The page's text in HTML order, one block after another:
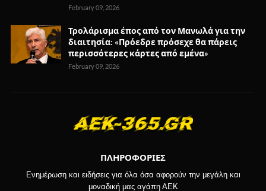
February 09, 2026
Τρολάρισμα έπος από τον Μανωλά για την
διαιτησία: «Πρόεδρε πρόσεχε θα πάρεις
περισσότερες κάρτες από εμένα»
February 09, 2026
ΠΛΗΡΟΦΟΡΙΕΣ
Ενημέρωση και ειδήσεις για όλα όσα αφορούν την μεγάλη και
μοναδική μας αγάπη ΑΕΚ